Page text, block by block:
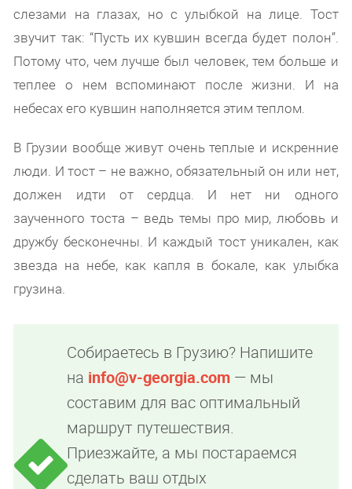
слезами на глазах, но с улыбкой на лице. Тост
звучит так: “Пусть их кувшин всегда будет полон”.
Потому что, чем лучше был человек, тем больше и
теплее о нем вспоминают после жизни. И на
небесах его кувшин наполняется этим теплом.
В Грузии вообще живут очень теплые и искренние
люди. И тост – не важно, обязательный он или нет,
должен идти от сердца. И нет ни одного
заученного тоста – ведь темы про мир, любовь и
дружбу бесконечны. И каждый тост уникален, как
звезда на небе, как капля в бокале, как улыбка
грузина.
Собираетесь в Грузию? Напишите
на info@v-georgia.com — мы
составим для вас оптимальный
маршрут путешествия.
Приезжайте, а мы постараемся
сделать ваш отдых